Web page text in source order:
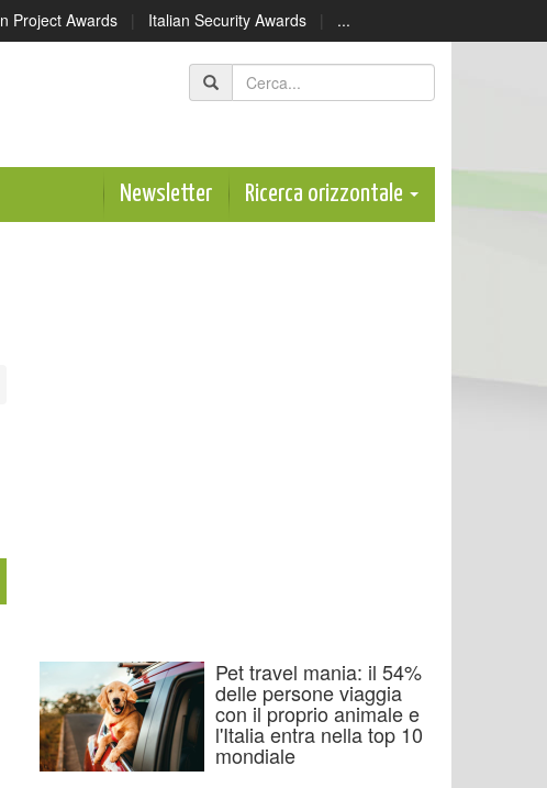
Project Awards | Italian Security Awards | ...
Newsletter Ricerca orizzontale
Pet travel mania: il 54%
delle persone viaggia
con il proprio animale e
l'Italia entra nella top 10
mondiale